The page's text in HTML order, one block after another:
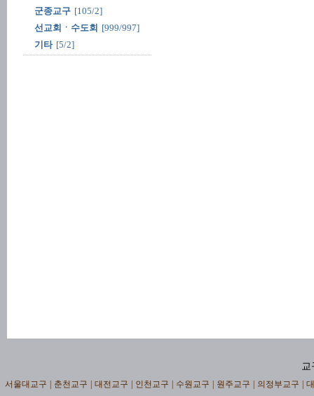
군종교구 [105/2]
선교회ㆍ수도회 [999/997]
기타 [5/2]
교
서울대교구 춘천교구 대전교구 인천교구 수원교구 원주교구 의정부교구